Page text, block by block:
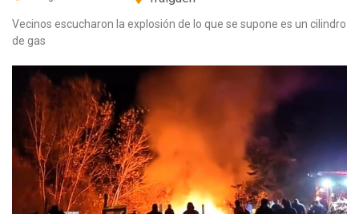
Vecinos escucharon la explosión de lo que se supone es un cilindro
de gas